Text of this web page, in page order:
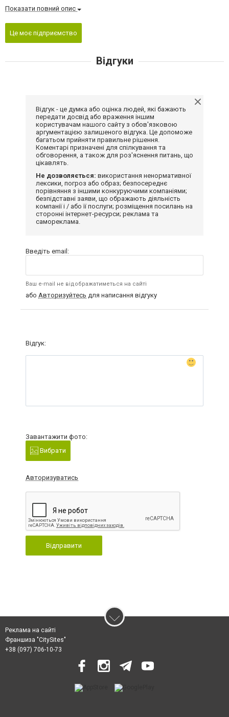
Показати повний опис
Це моє підприємство
Відгуки
Відгук - це думка або оцінка людей, які бажають
передати досвід або враження іншим
користувачам нашого сайту з обов'язковою
аргументацією залишеного відгука. Це допоможе
багатьом прийняти правильне рішення.
Коментарі призначені для спілкування та
обговорення, а також для роз'яснення питань, що
цікавлять.
Не дозволяється: використання ненормативної
лексики, погроз або образ; безпосереднє
порівняння з іншими конкуруючими компаніями;
безпідставні заяви, що ображають діяльність
компанії і / або її послуги; розміщення посилань на
сторонні інтернет-ресурси; реклама та
самореклама.
Введіть email:
Ваш e-mail не відображатиметься на сайті
або Авторизуйтесь для написання відгуку
Відгук:
Завантажити фото:
Вибрати
Авторизуватись
Відправити
Реклама на сайті
Франшиза "CitySites"
+38 (097) 706-10-73